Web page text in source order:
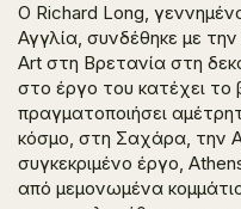
Ο Richard Long,
Αγγλία, συνδέθηκε με
Art στη Βρετανία στη
στο έργο του κατέχει το
πραγματοποιήσει
κόσμο, στη Σαχάρα, την
συγκεκριμένο έργο,
από μεμονωμένα